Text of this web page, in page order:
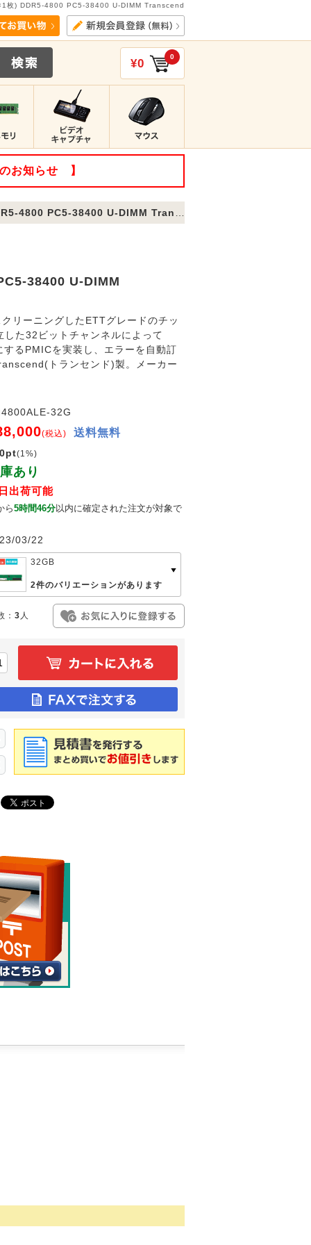
枚) DDR5-4800 PC5-38400 U-DIMM Transcend
¥0 0
お知らせ 】
PC5-38400 U-DIMM Transcend
38400 U-DIMM
リーニングしたETTグレードのチッ
た32ビットチャンネルによって
るPMICを実装し、エラーを自動訂
トランセンド)製。メーカー
32G
(税込) 送料無料
(1%)
あり
出荷可能
ら5時間46分以内に確定された注文が対象で
03/22
32GB
2件のバリエーションがあります
： 3 人